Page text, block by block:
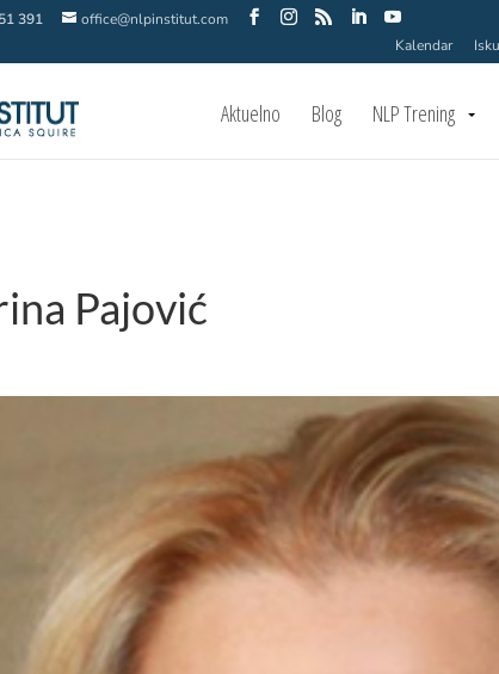
391
office@nlpinstitut.com
Kalendar
Aktuelno Blog NLP Trening
Pajović